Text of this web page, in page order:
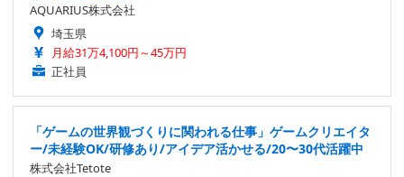
AQUARIUS株式会社
埼玉県
月給31万4,100円～45万円
正社員
「ゲームの世界観づくりに関われる仕事」ゲームクリエイタ
ー/未経験OK/研修あり/アイデア活かせる/20〜30代活躍中
株式会社Tetote